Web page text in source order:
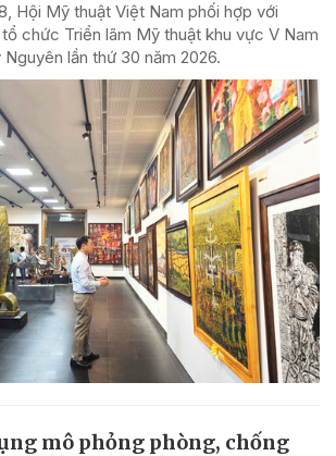
Hội Mỹ thuật Việt Nam phối hợp với
chức Triển lãm Mỹ thuật khu vực V Nam
lần thứ 30 năm 2026.
mô phỏng phòng, chống